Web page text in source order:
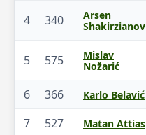
4 340
Arsen
Shakirzianov
5 575
Mislav
Nožarić
6 366 Karlo Belavić
7
527 Matan Attias